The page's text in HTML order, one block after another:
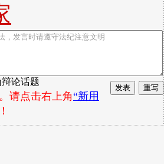
论话题
请点击右上角“新用